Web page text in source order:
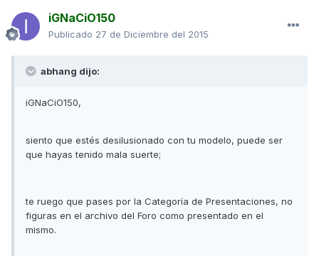
iGNaCiO150
Publicado 27 de Diciembre del 2015
abhang dijo:
iGNaCiO150,
siento que estés desilusionado con tu modelo, puede ser
que hayas tenido mala suerte;
te ruego que pases por la Categoría de Presentaciones, no
figuras en el archivo del Foro como presentado en el
mismo.